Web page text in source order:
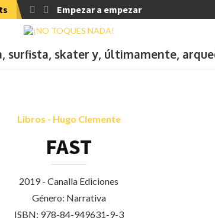
Empezar a empezar
surfista, skater y, últimamente,
Libros - Hugo Clemente
FAST
2019 - Canalla Ediciones
Género: Narrativa
ISBN: 978-84-949631-9-3